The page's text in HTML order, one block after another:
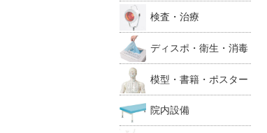
検査・治療
ディスポ・衛生・消毒
模型・書籍・ポスター
院内設備